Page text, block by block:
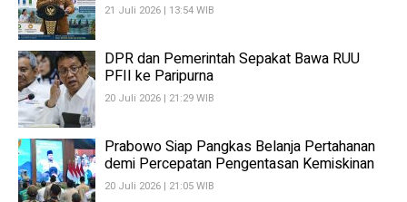
21 Juli 2026 | 13:54 WIB
DPR dan Pemerintah Sepakat Bawa RUU
PFII ke Paripurna
20 Juli 2026 | 21:29 WIB
Prabowo Siap Pangkas Belanja Pertahanan
demi Percepatan Pengentasan Kemiskinan
20 Juli 2026 | 21:05 WIB